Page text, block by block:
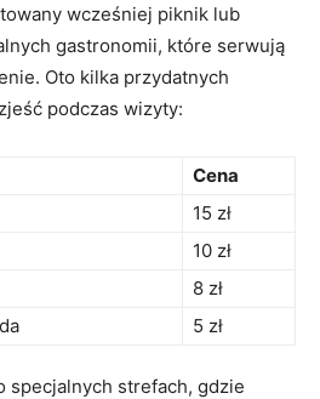
wcześniej piknik lub
gastronomii, które serwują
Oto kilka przydatnych
podczas wizyty:
Cena
15 zł
10⁢ zł
8 zł
5 zł
‌specjalnych⁣ strefach, gdzie